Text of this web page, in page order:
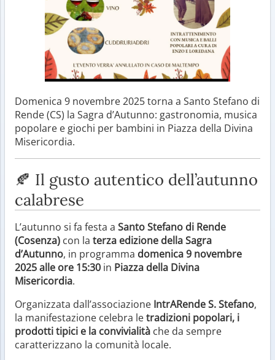
Domenica 9 novembre 2025 torna a Santo Stefano di
Rende (CS) la Sagra d’Autunno: gastronomia, musica
popolare e giochi per bambini in Piazza della Divina
Misericordia.
🍂 Il gusto autentico dell’autunno
calabrese
L’autunno si fa festa a Santo Stefano di Rende
(Cosenza) con la terza edizione della Sagra
d’Autunno, in programma domenica 9 novembre
2025 alle ore 15:30 in Piazza della Divina
Misericordia.
Organizzata dall’associazione IntrARende S. Stefano,
la manifestazione celebra letradizioni popolari, i
prodotti tipici e la convivialità che da sempre
caratterizzano la comunità locale.